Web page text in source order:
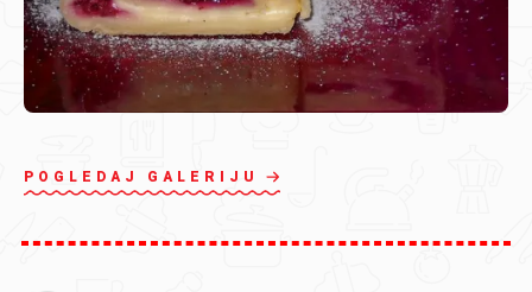
POGLEDAJ GALERIJU